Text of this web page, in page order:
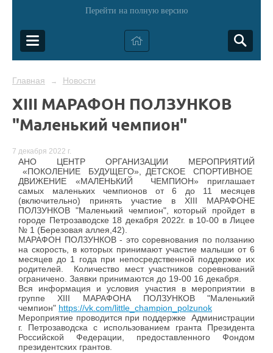
Перейти на полную версию
Главная → Новости
XIII МАРАФОН ПОЛЗУНКОВ
"Маленький чемпион"
7 декабря 2022 г.
АНО ЦЕНТР ОРГАНИЗАЦИИ МЕРОПРИЯТИЙ
«ПОКОЛЕНИЕ БУДУЩЕГО», ДЕТСКОЕ СПОРТИВНОЕ
ДВИЖЕНИЕ «МАЛЕНЬКИЙ ЧЕМПИОН» приглашает
самых маленьких чемпионов от 6 до 11 месяцев
(включительно) принять участие в XIII МАРАФОНЕ
ПОЛЗУНКОВ "Маленький чемпион", который пройдет в
городе Петрозаводске 18 декабря 2022г. в 10-00 в Лицее
№ 1 (Березовая аллея,42).
МАРАФОН ПОЛЗУНКОВ - это соревнования по ползанию
на скорость, в которых принимают участие малыши от 6
месяцев до 1 года при непосредственной поддержке их
родителей. Количество мест участников соревнований
ограничено. Заявки принимаются до 19-00 16 декабря.
Вся информация и условия участия в мероприятии в
группе XIII МАРАФОНА ПОЛЗУНКОВ "Маленький
чемпион" https://vk.com/little_champion_polzunok
Мероприятие проводится при поддержке Администрации
г. Петрозаводска с использованием гранта Президента
Российской Федерации, предоставленного Фондом
президентских грантов.